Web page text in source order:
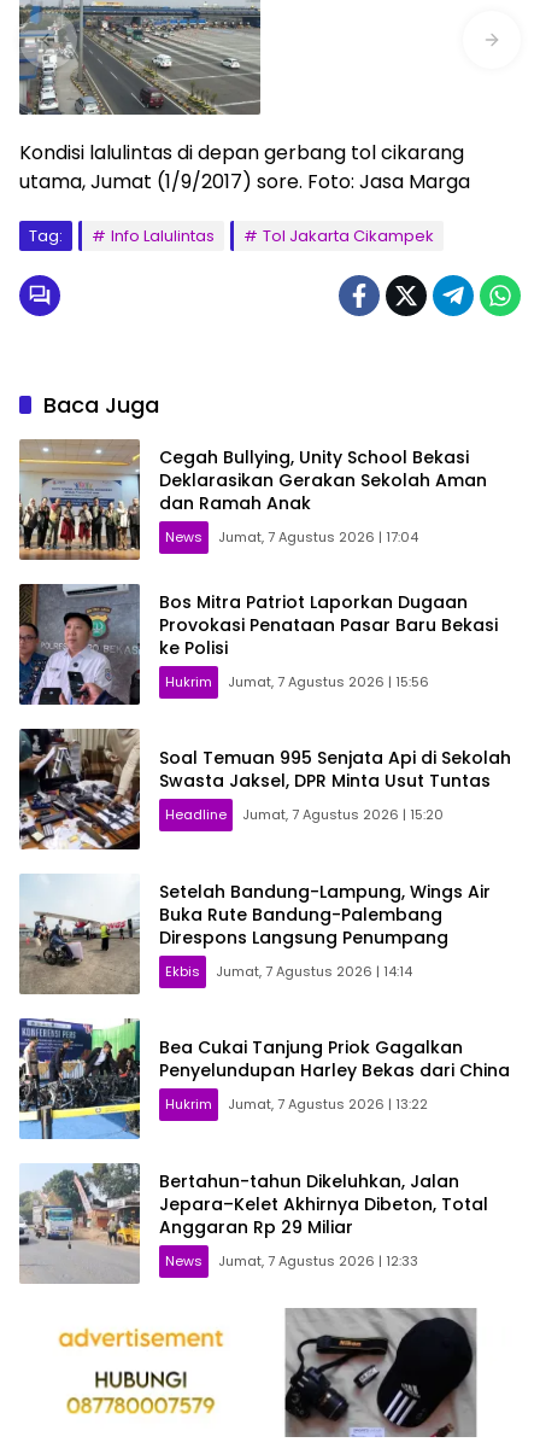
Kondisi lalulintas di depan gerbang tol cikarang
utama, Jumat (1/9/2017) sore. Foto: Jasa Marga
Tag: Info Lalulintas Tol Jakarta Cikampek
Baca Juga
Cegah Bullying, Unity School Bekasi
Deklarasikan Gerakan Sekolah Aman
dan Ramah Anak
News Jumat, 7 Agustus 2026 | 17:04
Bos Mitra Patriot Laporkan Dugaan
Provokasi Penataan Pasar Baru Bekasi
ke Polisi
Hukrim Jumat, 7 Agustus 2026 | 15:56
Soal Temuan 995 Senjata Api di Sekolah
Swasta Jaksel, DPR Minta Usut Tuntas
Headline Jumat, 7 Agustus 2026 | 15:20
Setelah Bandung-Lampung, Wings Air
Buka Rute Bandung-Palembang
Direspons Langsung Penumpang
Ekbis Jumat, 7 Agustus 2026 | 14:14
Bea Cukai Tanjung Priok Gagalkan
Penyelundupan Harley Bekas dari China
Hukrim Jumat, 7 Agustus 2026 | 13:22
Bertahun-tahun Dikeluhkan, Jalan
Jepara–Kelet Akhirnya Dibeton, Total
Anggaran Rp 29 Miliar
News Jumat, 7 Agustus 2026 | 12:33